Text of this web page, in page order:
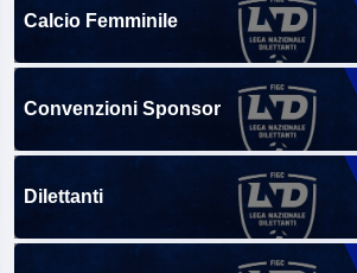
Calcio Femminile
Convenzioni Sponsor
Dilettanti